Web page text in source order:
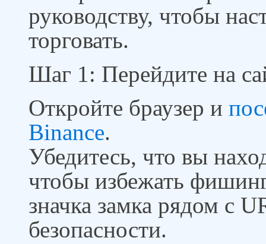
руководству, чтобы
торговать.
Шаг 1: Перейдите на
Откройте браузер и
Binance.
Убедитесь, что вы
чтобы избежать
значка замка рядом с
безопасности.